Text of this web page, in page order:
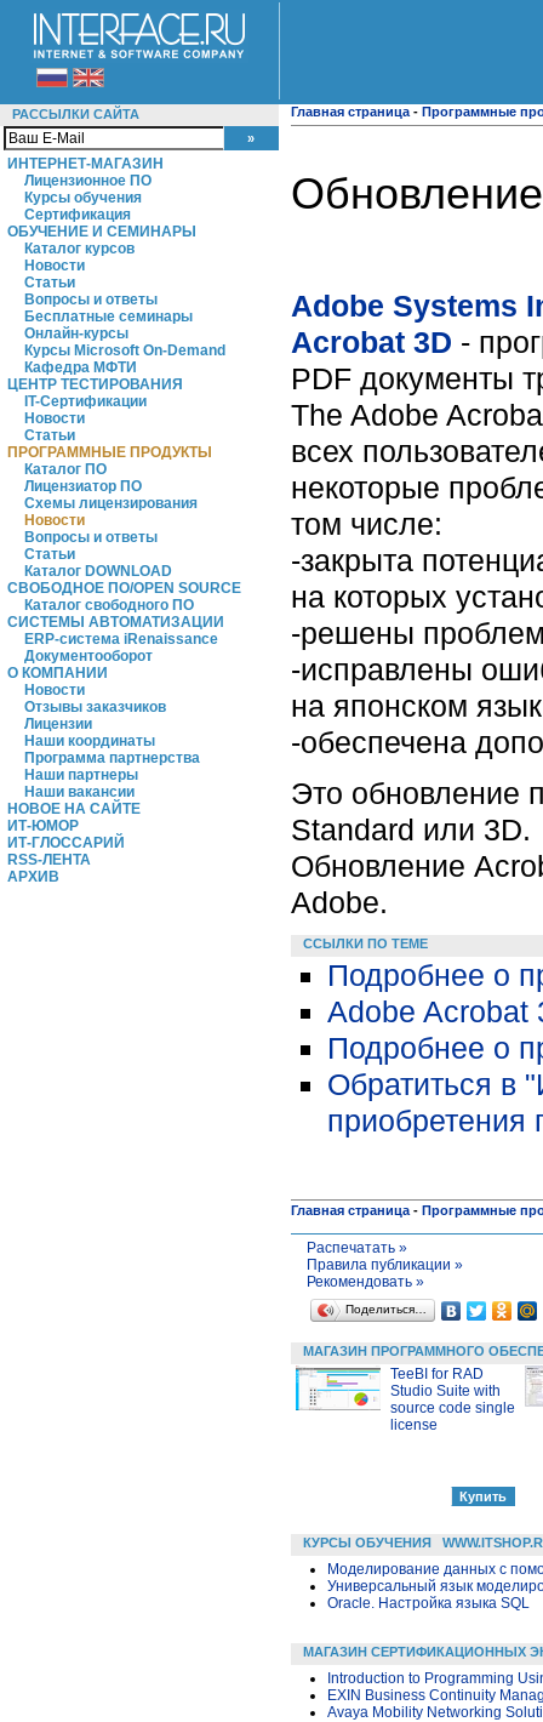
РАССЫЛКИ САЙТА
ИНТЕРНЕТ-МАГАЗИН
Лицензионное ПО
Курсы обучения
Сертификация
ОБУЧЕНИЕ И СЕМИНАРЫ
Каталог курсов
Новости
Статьи
Вопросы и ответы
Бесплатные семинары
Онлайн-курсы
Курсы Microsoft On-Demand
Кафедра МФТИ
ЦЕНТР ТЕСТИРОВАНИЯ
IT-Сертификации
Новости
Статьи
ПРОГРАММНЫЕ ПРОДУКТЫ
Каталог ПО
Лицензиатор ПО
Схемы лицензирования
Новости
Вопросы и ответы
Статьи
Каталог DOWNLOAD
СВОБОДНОЕ ПО/OPEN SOURCE
Каталог свободного ПО
СИСТЕМЫ АВТОМАТИЗАЦИИ
ERP-система iRenaissance
Документооборот
О КОМПАНИИ
Новости
Отзывы заказчиков
Лицензии
Наши координаты
Программа партнерства
Наши партнеры
Наши вакансии
НОВОЕ НА САЙТЕ
ИТ-ЮМОР
ИТ-ГЛОССАРИЙ
RSS-ЛЕНТА
АРХИВ
Главная страница - Программные
Adobe Systems
Acrobat 3D -
PDF документы
The Adobe
всех
некоторые
том числе:
-закрыта
на которых
-решены
-исправлены
на японском
-обеспечена
Это обновление
Standard или 3D.
Обновление
Adobe.
ССЫЛКИ ПО ТЕМЕ
Подробнее о
Adobe Acrobat
Подробнее о
Обратиться в
приобретения
Главная страница - Программные
Распечатать »
Правила публикации »
Рекомендовать »
Поделиться…
МАГАЗИН ПРОГРАММНОГО
TeeBI for RAD
Studio Suite with
source code single
license
КУРСЫ ОБУЧЕНИЯ
Моделирование данных с
Универсальный язык
Oracle. Настройка языка SQL
МАГАЗИН СЕРТИФИКАЦИОННЫХ
Introduction to Programming
EXIN Business Continuity
Avaya Mobility Networking